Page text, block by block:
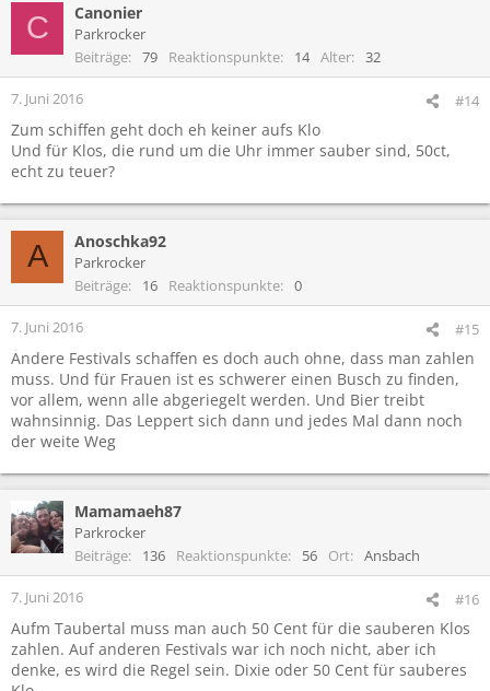
C Canonier
Parkrocker
Beiträge
79 Reaktionspunkte 14 Alter 32
7. Juni 2016 #14
Zum schiffen geht doch eh keiner aufs Klo
Und für Klos, die rund um die Uhr immer sauber sind, 50ct,
echt zu teuer?
A Anoschka92
Parkrocker
Beiträge
16 Reaktionspunkte 0
7. Juni 2016 #15
Andere Festivals schaffen es doch auch ohne, dass man zahlen
muss. Und für Frauen ist es schwerer einen Busch zu finden,
vor allem, wenn alle abgeriegelt werden. Und Bier treibt
wahnsinnig. Das Leppert sich dann und jedes Mal dann noch
der weite Weg
Mamamaeh87
Parkrocker
Beiträge
136 Reaktionspunkte 56 Ort Ansbach
7. Juni 2016 #16
Aufm Taubertal muss man auch 50 Cent für die sauberen Klos
zahlen. Auf anderen Festivals war ich noch nicht, aber ich
denke, es wird die Regel sein. Dixie oder 50 Cent für sauberes